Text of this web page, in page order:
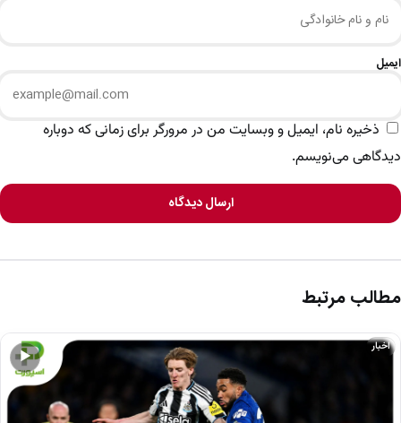
ایمیل
ذخیره نام، ایمیل و وبسایت من در مرورگر برای زمانی که دوباره
دیدگاهی می‌نویسم.
ارسال دیدگاه
مطالب مرتبط
▶
اخبار